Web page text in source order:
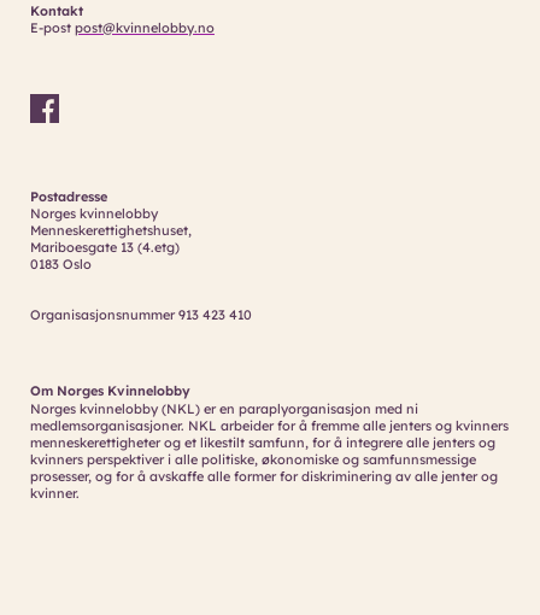
Kontakt
E-post post@kvinnelobby.no
Postadresse
Norges kvinnelobby
Menneskerettighetshuset,
Mariboesgate 13 (4.etg)
0183 Oslo
Organisasjonsnummer 913 423 410
Om Norges Kvinnelobby
Norges kvinnelobby (NKL) er en paraplyorganisasjon med ni
medlemsorganisasjoner. NKL arbeider for å fremme alle jenters og kvinners
menneskerettigheter og et likestilt samfunn, for å integrere alle jenters og
kvinners perspektiver i alle politiske, økonomiske og samfunnsmessige
prosesser, og for å avskaffe alle former for diskriminering av alle jenter og
kvinner.